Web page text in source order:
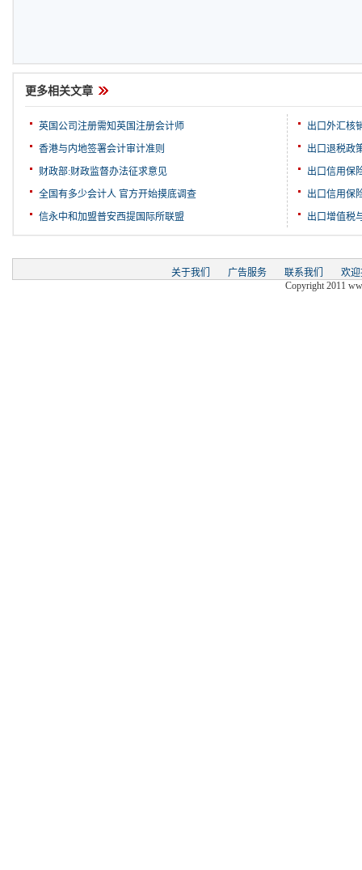
更多相关文章
英国公司注册需知英国注册会计师
香港与内地签署会计审计准则
财政部:财政监督办法征求意见
全国有多少会计人 官方开始摸底调查
信永中和加盟普安西提国际所联盟
出口外汇核
出口退税政
出口信用保
出口信用保
出口增值税
关于我们 广告服务 联系我们
欢
Copyright 2011